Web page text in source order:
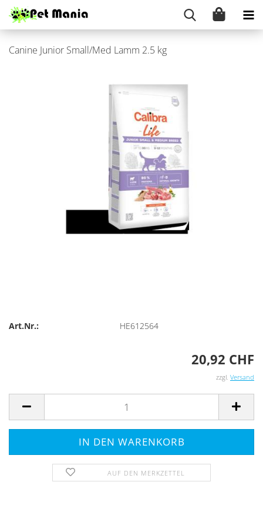
Ca­ni­ne Ju­ni­or Small/Med Lamm 2.5 kg
Art.Nr.: HE612564
20,92 CHF
zzgl. Versand
AUF DEN MERKZETTEL